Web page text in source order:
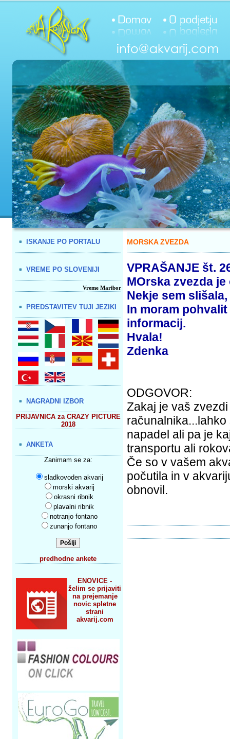
ISKANJE PO PORTALU
VREME PO SLOVENIJI
Vreme Maribor
PREDSTAVITEV TUJI JEZIKI
NAGRADNI IZBOR
PRIJAVNICA za CRAZY PICTURE
2018
ANKETA
Zanimam se za:
sladkovoden akvarij
morski akvarij
okrasni ribnik
plavalni ribnik
notranjo fontano
zunanjo fontano
predhodne ankete
ENOVICE -
želim se prijaviti
na prejemanje
novic spletne
strani
akvarij.com
MORSKA ZVEZDA
VPRAŠANJE št.
MOrska zvezda
Nekje sem
In moram
informacij.
Hvala!
Zdenka
ODGOVOR:
Zakaj je vaš
napadel ali pa je
transportu ali
Če so v vašem
počutila in v
obnovil.